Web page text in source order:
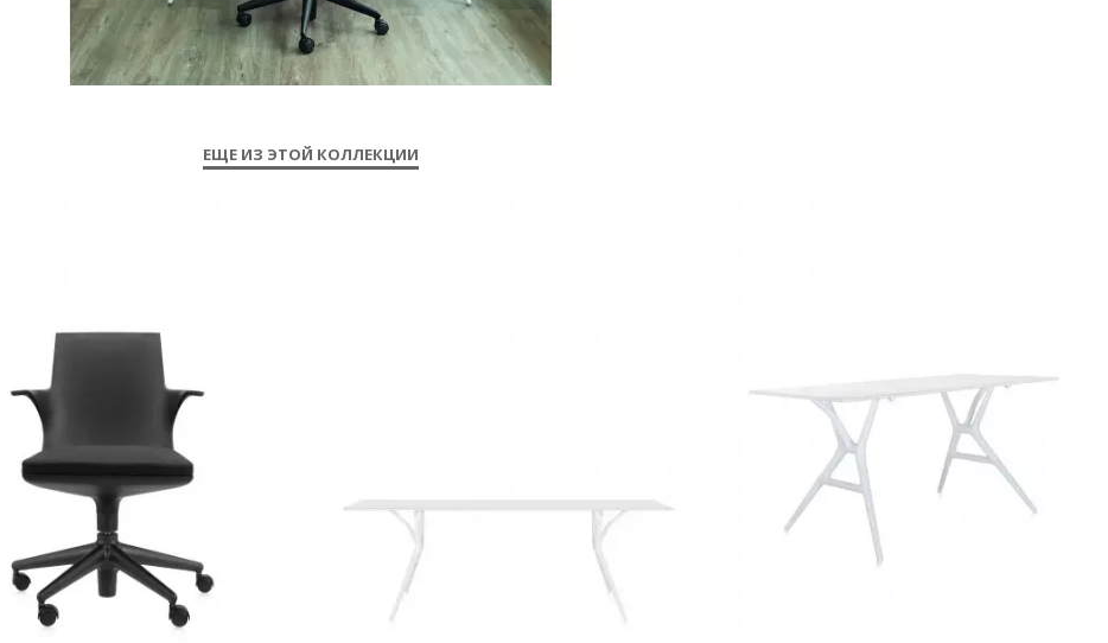
ЕЩЕ ИЗ ЭТОЙ КОЛЛЕКЦИИ